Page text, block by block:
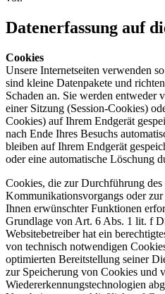
Datenerfassung auf
Cookies
Unsere Internetseiten verwenden
sind kleine Datenpakete und
Schaden an. Sie werden entweder
einer Sitzung (Session-Cookies)
Cookies) auf Ihrem Endgerät
nach Ende Ihres Besuchs
bleiben auf Ihrem Endgerät
oder eine automatische Löschung
Cookies, die zur Durchführung des
Kommunikationsvorgangs oder
Ihnen erwünschter Funktionen
Grundlage von Art. 6 Abs. 1 lit. f
Websitebetreiber hat ein
von technisch notwendigen
optimierten Bereitstellung seiner
zur Speicherung von Cookies und
Wiedererkennungstechnologien